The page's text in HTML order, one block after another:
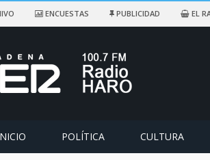
ENCUESTAS PUBLICIDAD EL
POLÍTICA CULTURA